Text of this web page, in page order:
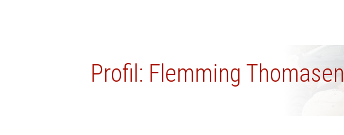
Profil: Flemming Thomasen